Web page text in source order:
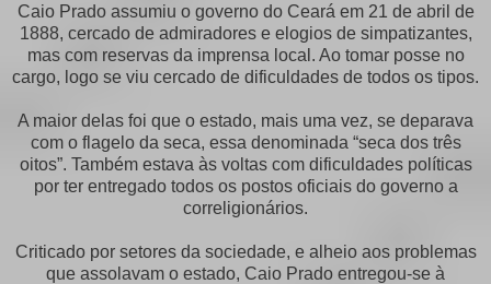
Caio Prado assumiu o governo do Ceará em 21 de abril de
1888, cercado de admiradores e elogios de simpatizantes,
mas com reservas da imprensa local. Ao tomar posse no
cargo, logo se viu cercado de dificuldades de todos os tipos.
A maior delas foi que o estado, mais uma vez, se deparava
com o flagelo da seca, essa denominada “seca dos três
oitos”. Também estava às voltas com dificuldades políticas
por ter entregado todos os postos oficiais do governo a
correligionários.
Criticado por setores da sociedade, e alheio aos problemas
que assolavam o estado, Caio Prado entregou-se à